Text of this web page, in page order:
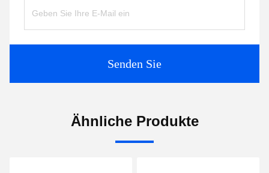
Senden Sie
Ähnliche Produkte